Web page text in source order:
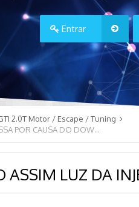
Entrar
2.0T Motor / Escape / Tuning
FIZ O REMAP, MAS MESMO ASSIM LUZ DA INJEÇÃO ACESSA POR CAUSA DO DOWNPIPE
ASSIM LUZ DA